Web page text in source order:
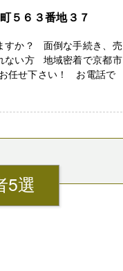
５６３番地３７
すか？ 面倒な手続き、売
ない方 地域密着で京都市
任せ下さい！ お電話で
5選